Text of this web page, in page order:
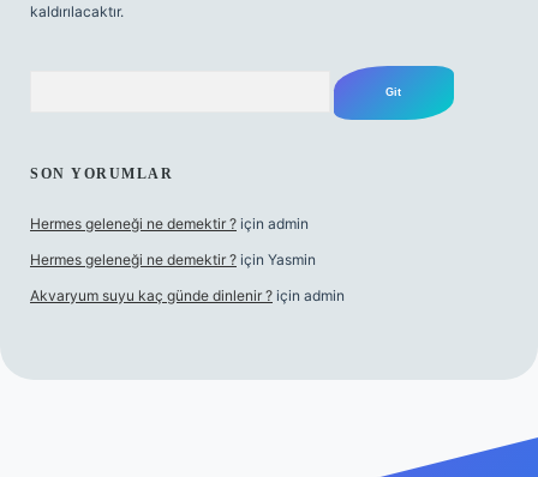
kaldırılacaktır.
SON YORUMLAR
Hermes geleneği ne demektir ? için admin
Hermes geleneği ne demektir ? için Yasmin
Akvaryum suyu kaç günde dinlenir ? için admin